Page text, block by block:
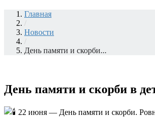
Главная
/
Новости
/
День памяти и скорби...
День памяти и скорби в
22 июня — День памяти и скорби.